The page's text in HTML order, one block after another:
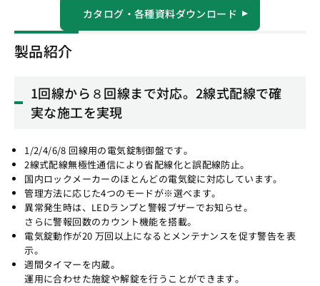
カタログ・各種資料ダウンロード
製品紹介
1回線から８回線まで対応。2線式配線で確
実な施工を実現
1/2/4/6/8 回線用の電気錠制御盤です。
2線式配線無極性通信により省配線化と誤配線防止。
国内ロックメーカーのほとんどの電気錠に対応しています。
管理方法に応じた4つのモードが※選べます。
異常発生時は、LEDランプと警報ブザーでお知らせ。
さらに警報回数のカウント機能を搭載。
電気錠動作が20 万回以上になるとメンテナンスを促す警告を表
示。
週間タイマーを内蔵。
運用に合わせた施錠や解錠を行うことができます。